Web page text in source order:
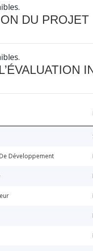
DU PROJET
Développement